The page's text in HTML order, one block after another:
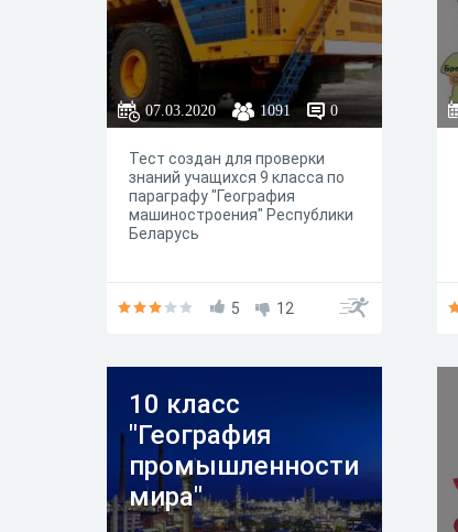
07.03.2020 1091 0
Тест создан для проверки
знаний учащихся 9 класса по
параграфу "География
машиностроения" Республики
Беларусь
5 12
10 класс
"География
промышленности
мира"